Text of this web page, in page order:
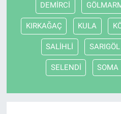
DEMİRCİ
KIRKAĞAÇ KULA
SALİHLİ SARIGÖL
SELENDİ SOMA